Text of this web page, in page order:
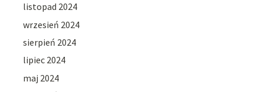
listopad 2024
wrzesień 2024
sierpień 2024
lipiec 2024
maj 2024